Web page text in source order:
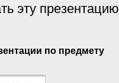
эту презентацию
по предмету